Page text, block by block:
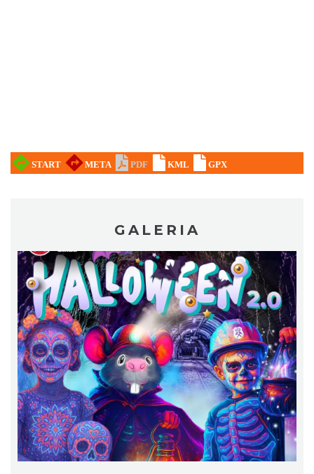
Alicja Majewska & Włodzimierz Korcz &
Warsaw String Quartet - Jubileusz
Katowice
2026-09-18
14.59 km
44. Rawa Blues Festival
Katowice
GALERIA